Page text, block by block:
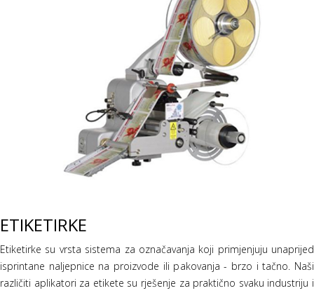
ETIKETIRKE
Etiketirke su vrsta sistema za označavanja koji primjenjuju unaprijed
isprintane naljepnice na proizvode ili pakovanja - brzo i tačno. Naši
različiti aplikatori za etikete su rješenje za praktično svaku industriju i